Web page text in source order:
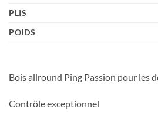
PLIS
POIDS
Bois allround Ping Passion pour les
Contrôle exceptionnel